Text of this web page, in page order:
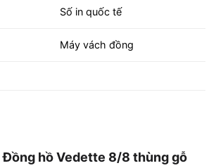
Số in quốc tế
Máy vách đồng
Đồng hồ Vedette 8/8 thùng gỗ